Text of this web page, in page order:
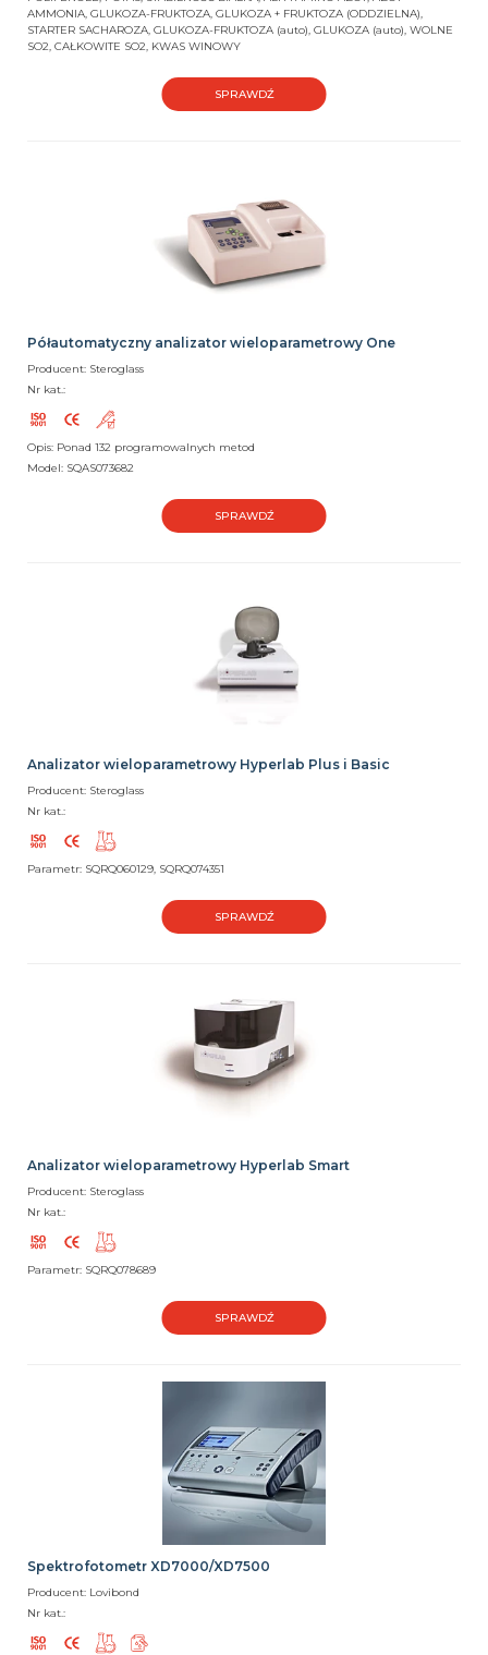
AMMONIA, GLUKOZA-FRUKTOZA, GLUKOZA + FRUKTOZA (ODDZIELNA),
STARTER SACHAROZA, GLUKOZA-FRUKTOZA (auto), GLUKOZA (auto), WOLNE
SO2, CAŁKOWITE SO2, KWAS WINOWY
SPRAWDŹ
Półautomatyczny analizator wieloparametrowy One
Producent: Steroglass
Nr kat.:
Opis: Ponad 132 programowalnych metod
Model: SQAS073682
SPRAWDŹ
Analizator wieloparametrowy Hyperlab Plus i Basic
Producent: Steroglass
Nr kat.:
Parametr: SQRQ060129, SQRQ074351
SPRAWDŹ
Analizator wieloparametrowy Hyperlab Smart
Producent: Steroglass
Nr kat.:
Parametr: SQRQ078689
SPRAWDŹ
Spektrofotometr XD7000/XD7500
Producent: Lovibond
Nr kat.: